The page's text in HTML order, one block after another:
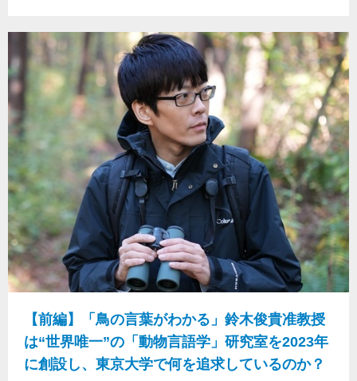
【前編】「鳥の言葉がわかる」鈴木俊貴准教授
は“世界唯一”の「動物言語学」研究室を2023年
に創設し、東京大学で何を追求しているのか？